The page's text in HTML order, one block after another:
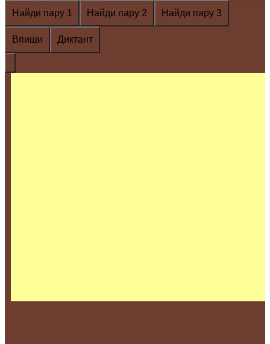
Найди пару 1
Найди пару 2 Найди пару 3
Впиши Диктант